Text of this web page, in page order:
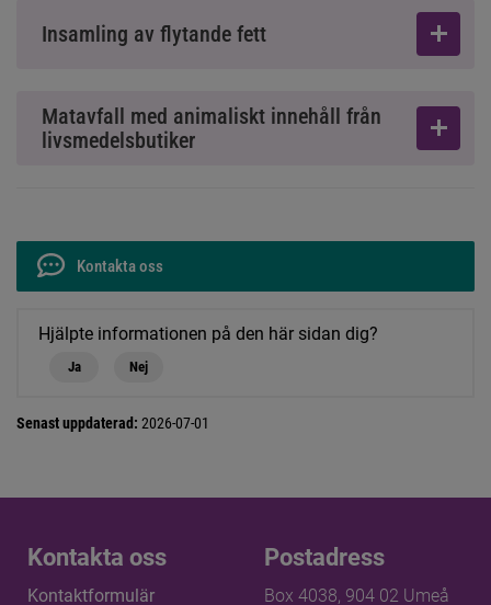
Insamling av flytande fett
Matavfall med animaliskt innehåll från
livsmedelsbutiker
Kontakta oss
Hjälpte informationen på den här sidan dig?
Ja Nej
Senast uppdaterad: 2026-07-01
Kontakta oss
Kontakta oss
Kontaktformulär
Postadress
Box 4038, 904 02 Umeå